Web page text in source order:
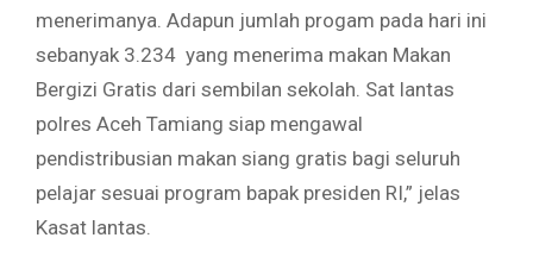
menerimanya. Adapun jumlah progam pada hari ini
sebanyak 3.234 yang menerima makan Makan
Bergizi Gratis dari sembilan sekolah. Sat lantas
polres Aceh Tamiang siap mengawal
pendistribusian makan siang gratis bagi seluruh
pelajar sesuai program bapak presiden RI,” jelas
Kasat lantas.